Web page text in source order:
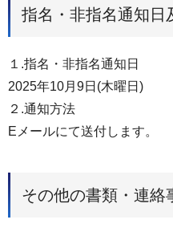
指名・非指名通知日
１.指名・非指名通知日
2025年10月9日(木曜日)
２.通知方法
Eメールにて送付します。
その他の書類・連絡